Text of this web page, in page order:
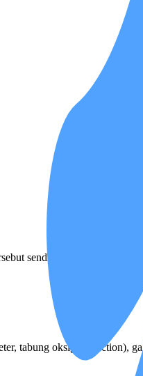
sendirian.
tabung oksigen, suction),